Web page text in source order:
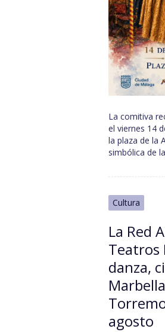
La comitiva
el viernes 14
la plaza de la
simbólica de
Cultura
La Red
Teatros
danza,
agosto